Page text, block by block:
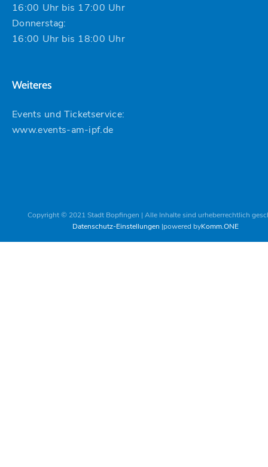
16:00 Uhr bis 17:00 Uhr
Donnerstag:
16:00 Uhr bis 18:00 Uhr
Weiteres
Events und Ticketservice:
www.events-am-ipf.de
Copyright © 2021 Stadt Bopfingen | Alle Inhalte sind urheberrechtlich
Datenschutz-Einstellungen powered byKomm.ONE